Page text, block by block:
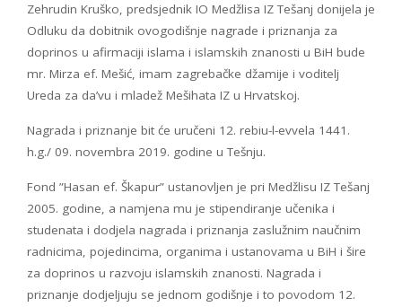
Zehrudin Kruško, predsjednik IO Medžlisa IZ Tešanj donijela je
Odluku da dobitnik ovogodišnje nagrade i priznanja za
doprinos u afirmaciji islama i islamskih znanosti u BiH bude
mr. Mirza ef. Mešić, imam zagrebačke džamije i voditelj
Ureda za da’vu i mladež Mešihata IZ u Hrvatskoj.
Nagrada i priznanje bit će uručeni 12. rebiu-l-evvela 1441.
h.g./ 09. novembra 2019. godine u Tešnju.
Fond ”Hasan ef. Škapur” ustanovljen je pri Medžlisu IZ Tešanj
2005. godine, a namjena mu je stipendiranje učenika i
studenata i dodjela nagrada i priznanja zaslužnim naučnim
radnicima, pojedincima, organima i ustanovama u BiH i šire
za doprinos u razvoju islamskih znanosti. Nagrada i
priznanje dodjeljuju se jednom godišnje i to povodom 12.